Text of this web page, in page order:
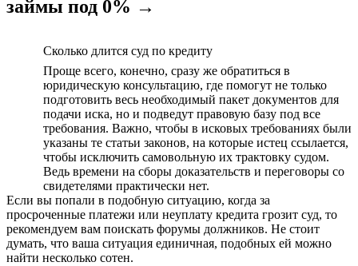
займы под 0% →
Сколько длится суд по кредиту
Проще всего, конечно, сразу же обратиться в
юридическую консультацию, где помогут не только
подготовить весь необходимый пакет документов для
подачи иска, но и подведут правовую базу под все
требования. Важно, чтобы в исковых требованиях были
указаны те статьи законов, на которые истец ссылается,
чтобы исключить самовольную их трактовку судом.
Ведь времени на сборы доказательств и переговоры со
свидетелями практически нет.
Если вы попали в подобную ситуацию, когда за
просроченные платежи или неуплату кредита грозит суд, то
рекомендуем вам поискать форумы должников. Не стоит
думать, что ваша ситуация единичная, подобных ей можно
найти несколько сотен.